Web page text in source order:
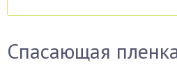
Спасающая